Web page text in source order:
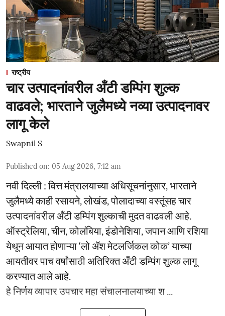
राष्ट्रीय
चार उत्पादनांवरील अँटी डम्पिंग शुल्क
वाढवले; भारताने जुलैमध्ये नव्या उत्पादनावर
लागू केले
Swapnil S
Published on: 05 Aug 2026, 7:12 am
नवी दिल्ली : वित्त मंत्रालयाच्या अधिसूचनांनुसार, भारताने
जुलैमध्ये काही रसायने, लोखंड, पोलादाच्या वस्तूंसह चार
उत्पादनांवरील अँटी डम्पिंग शुल्काची मुदत वाढवली आहे.
ऑस्ट्रेलिया, चीन, कोलंबिया, इंडोनेशिया, जपान आणि रशिया
येथून आयात होणाऱ्या ‘लो ॲश मेटलर्जिकल कोक’ याच्या
आयतीवर पाच वर्षांसाठी अतिरिक्त अँटी डम्पिंग शुल्क लागू
करण्यात आले आहे.
हे निर्णय व्यापार उपचार महा संचालनालयाच्या श ...